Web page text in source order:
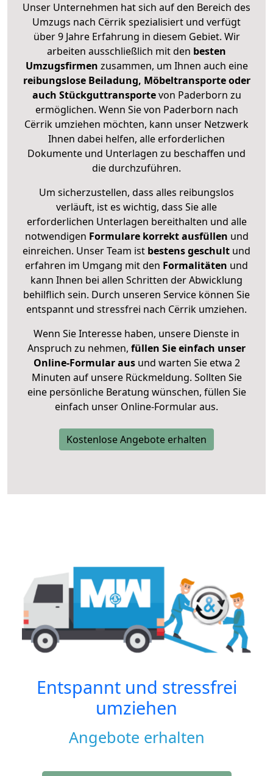
Unser Unternehmen hat sich auf den Bereich des
Umzugs nach Cërrik spezialisiert und verfügt
über 9 Jahre Erfahrung in diesem Gebiet. Wir
arbeiten ausschließlich mit den besten
Umzugsfirmen zusammen, um Ihnen auch eine
reibungslose Beiladung, Möbeltransporte oder
auch Stückguttransportevon Paderborn zu
ermöglichen. Wenn Sie von Paderborn nach
Cërrik umziehen möchten, kann unser Netzwerk
Ihnen dabei helfen, alle erforderlichen
Dokumente und Unterlagen zu beschaffen und
die durchzuführen.
Um sicherzustellen, dass alles reibungslos
verläuft, ist es wichtig, dass Sie alle
erforderlichen Unterlagen bereithalten und alle
notwendigen Formulare korrekt ausfüllen und
einreichen. Unser Team ist bestens geschult und
erfahren im Umgang mit den Formalitäten und
kann Ihnen bei allen Schritten der Abwicklung
behilflich sein. Durch unseren Service können Sie
entspannt und stressfrei nach Cërrik umziehen.
Wenn Sie Interesse haben, unsere Dienste in
Anspruch zu nehmen, füllen Sie einfach unser
Online-Formular ausund warten Sie etwa 2
Minuten auf unsere Rückmeldung. Sollten Sie
eine persönliche Beratung wünschen, füllen Sie
einfach unser Online-Formular aus.
Kostenlose Angebote erhalten
Entspannt und stressfrei
umziehen
Angebote erhalten